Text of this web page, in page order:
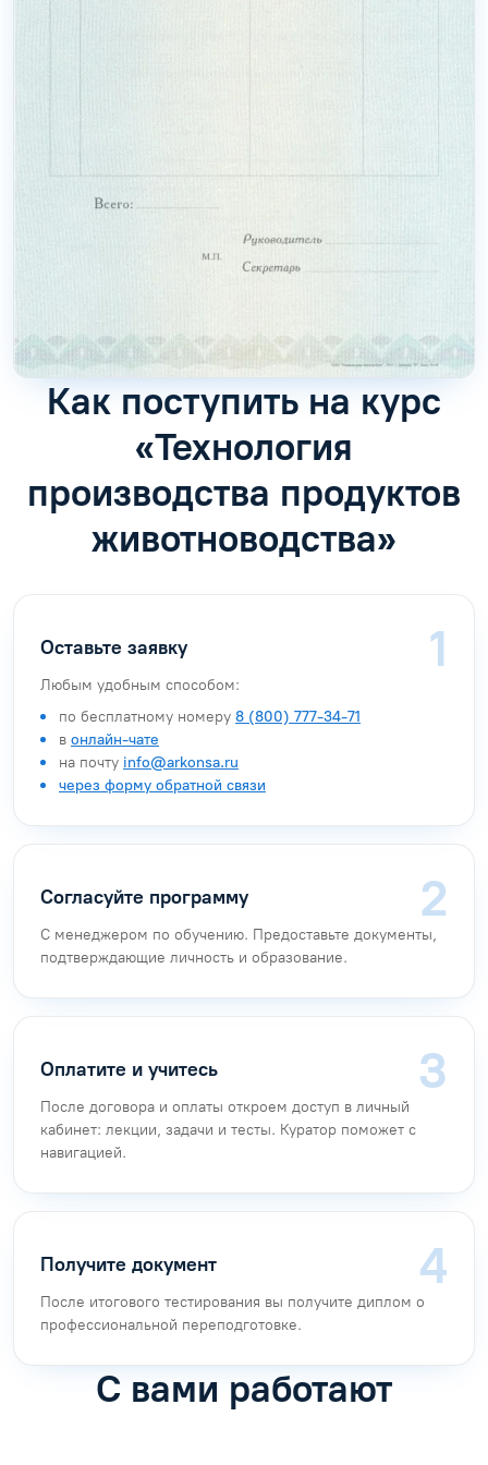
Как поступить на курс
«Технология
производства продуктов
животноводства»
Оставьте заявку
Любым удобным способом:
по бесплатному номеру 8 (800) 777-34-71
в онлайн-чате
на почту info@arkonsa.ru
через форму обратной связи
Согласуйте программу
С менеджером по обучению. Предоставьте документы,
подтверждающие личность и образование.
Оплатите и учитесь
После договора и оплаты откроем доступ в личный
кабинет: лекции, задачи и тесты. Куратор поможет с
навигацией.
Получите документ
После итогового тестирования вы получите диплом о
профессиональной переподготовке.
С вами работают